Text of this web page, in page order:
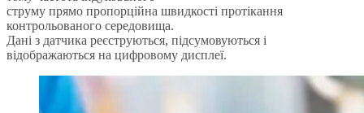
струму прямо пропорційна швидкості протікання
контрольованого середовища.
Дані з датчика реєструються, підсумовуються і
відображаються на цифровому дисплеї.